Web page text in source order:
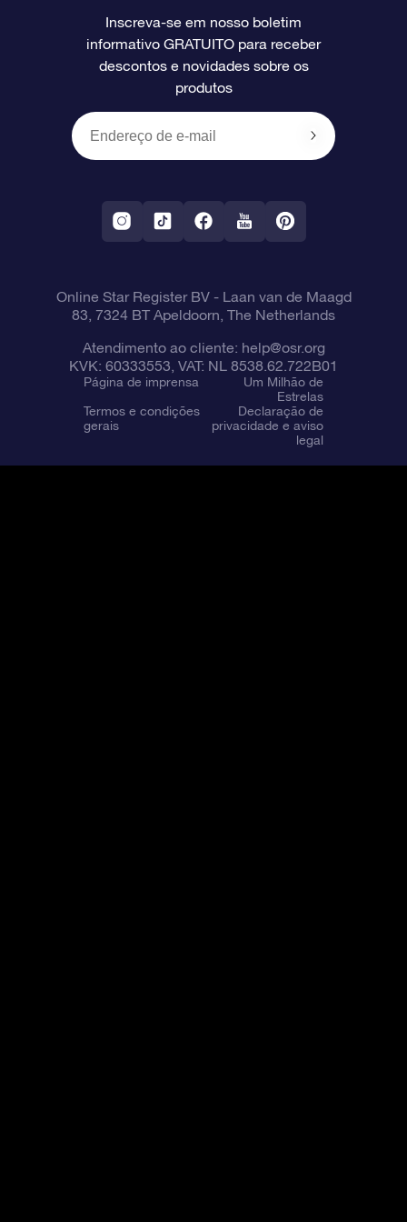
Avaliações
O cartão de presente da OSR
Presentes corporativos
Página estelar personalizada
Um Milhão de Estrelas
OSR Starsaver
Aplicativo RV Fly me to the stars
Informações de pagamento
Política de devolução
Constelações
Inscreva-se em nosso boletim
informativo GRATUITO para receber
descontos e novidades sobre os
produtos
Online Star Register BV- Laan van de Maagd
83, 7324 BT Apeldoorn, The Netherlands
Atendimento ao cliente: help@osr.org
KVK: 60333553, VAT: NL 8538.62.722B01
Página de imprensa
Um Milhão de
Estrelas
Termos e condições
gerais
Declaração de
privacidade e aviso
legal